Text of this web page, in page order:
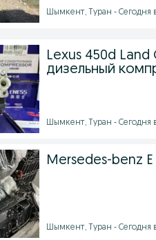
Шымкент, Туран - Сегодня
Lexus 450d Land
дизельный
Шымкент, Туран - Сегодня в
Mersedes-benz
Шымкент, Туран - Сегодня